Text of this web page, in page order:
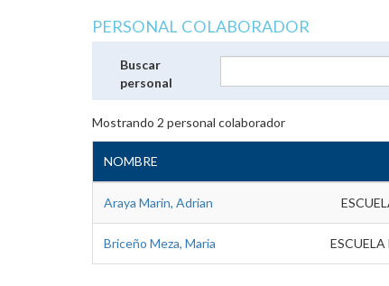
PERSONAL COLABORADOR
Buscar
personal
Mostrando 2 personal colaborador
NOMBRE
Araya Marin, Adrian
Briceño Meza, Maria